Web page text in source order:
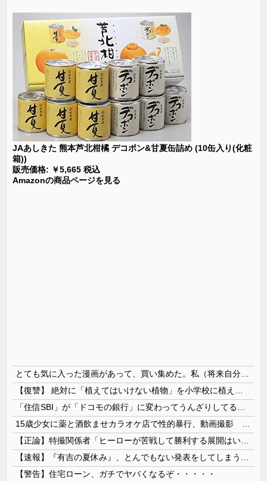
JAあしきた 熊本芦北柑橘 デコポン&甘夏缶詰め (10缶入り(化粧
箱))
販売価格: ￥5,665 税込
Amazonの商品ページを見る
【警告】住宅ローン、ガチでヤバくなるぞ・・・・・